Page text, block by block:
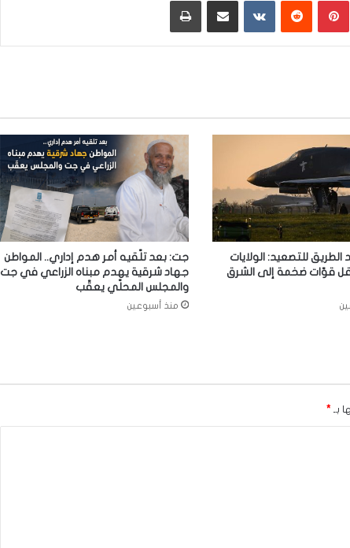
للتصعيد: الولايات
قوّات ضخمة إلى الشرق
جت: بعد تلّقيه أمر هدم إداري.. المواطن
جهاد شرقية يهدم مبناه الزراعي في جت
والمجلس المحلّي يعقّب
منذ أسبوعين
بـ *